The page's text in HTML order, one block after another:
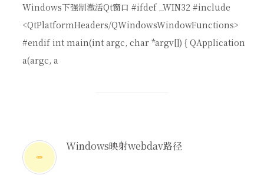
Windows下强制激活Qt窗口 #ifdef _WIN32 #include
<QtPlatformHeaders/QWindowsWindowFunctions>
#endif int main(int argc, char *argv[]) { QApplication
a(argc, a
Windows映射webdav路径